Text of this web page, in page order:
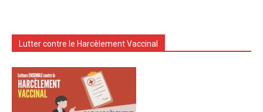
Lutter contre le Harcèlement Vaccinal